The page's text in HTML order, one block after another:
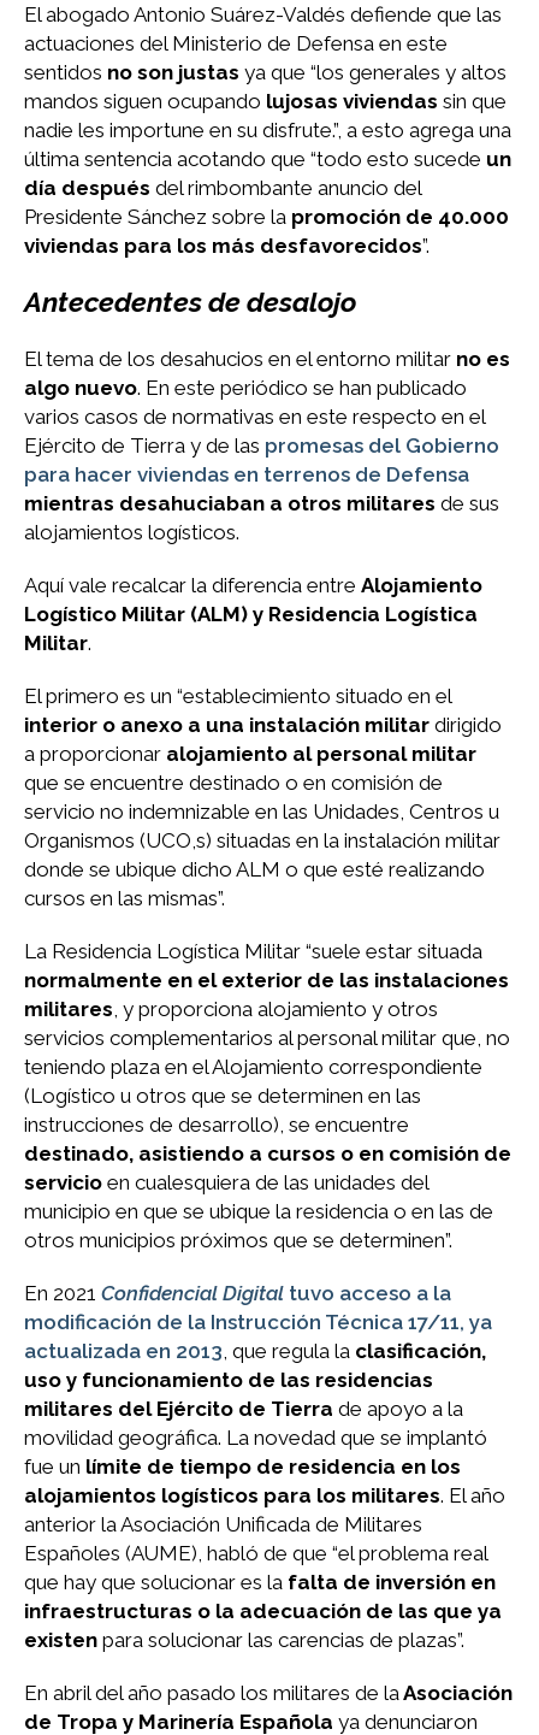
El abogado Antonio Suárez-Valdés defiende que las
actuaciones del Ministerio de Defensa en este
sentidos no son justas ya que “los generales y altos
mandos siguen ocupando lujosas viviendas sin que
nadie les importune en su disfrute.”, a esto agrega una
última sentencia acotando que “todo esto sucede un
día después del rimbombante anuncio del
Presidente Sánchez sobre la promoción de 40.000
viviendas para los más desfavorecidos”.
Antecedentes de desalojo
El tema de los desahucios en el entorno militar no es
algo nuevo. En este periódico se han publicado
varios casos de normativas en este respecto en el
Ejército de Tierra y de las promesas del Gobierno
para hacer viviendas en terrenos de Defensa
mientras desahuciaban a otros militares de sus
alojamientos logísticos.
Aquí vale recalcar la diferencia entre Alojamiento
Logístico Militar (ALM) y Residencia Logística
Militar.
El primero es un “establecimiento situado en el
interior o anexo a una instalación militar dirigido
a proporcionar alojamiento al personal militar
que se encuentre destinado o en comisión de
servicio no indemnizable en las Unidades, Centros u
Organismos (UCO,s) situadas en la instalación militar
donde se ubique dicho ALM o que esté realizando
cursos en las mismas”.
La Residencia Logística Militar “suele estar situada
normalmente en el exterior de las instalaciones
militares , y proporciona alojamiento y otros
servicios complementarios al personal militar que, no
teniendo plaza en el Alojamiento correspondiente
(Logístico u otros que se determinen en las
instrucciones de desarrollo), se encuentre
destinado, asistiendo a cursos o en comisión de
servicio en cualesquiera de las unidades del
municipio en que se ubique la residencia o en las de
otros municipios próximos que se determinen”.
En 2021 Confidencial Digital tuvo acceso a la
modificación de la Instrucción Técnica 17/11, ya
actualizada en 2013 , que regula la clasificación,
uso y funcionamiento de las residencias
militares del Ejército de Tierra de apoyo a la
movilidad geográfica. La novedad que se implantó
fue un límite de tiempo de residencia en los
alojamientos logísticos para los militares. El año
anterior la Asociación Unificada de Militares
Españoles (AUME), habló de que “el problema real
que hay que solucionar es la falta de inversión en
infraestructuras o la adecuación de las que ya
existen para solucionar las carencias de plazas”.
En abril del año pasado los militares de laAsociación
de Tropa y Marinería Española ya denunciaron